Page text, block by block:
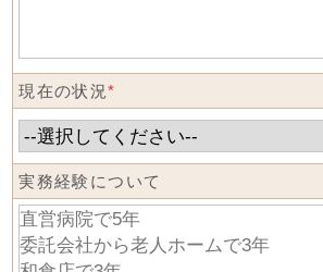
現在の状況*
実務経験について